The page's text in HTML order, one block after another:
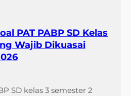
PAT PABP SD Kelas
Wajib Dikuasai
SD kelas 3 semester 2